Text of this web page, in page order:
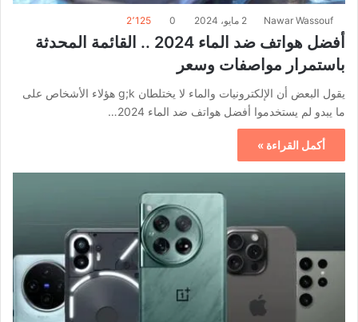
Nawar Wassouf 2 مايو، 2024 0 2٬125
أفضل هواتف ضد الماء 2024 .. القائمة المحدثة
باستمرار مواصفات وسعر
يقول البعض أن الإلكترونيات والماء لا يختلطان g;k هؤلاء الأشخاص على
ما يبدو لم يستخدموا أفضل هواتف ضد الماء 2024…
أكمل القراءة »